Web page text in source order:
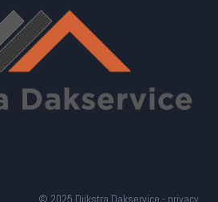
© 2025 Dijkstra Dakservice - privacy